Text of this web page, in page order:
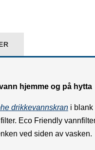
hjemme og på hytta
drikkevannskran i blank
Eco Friendly
ved siden av vasken.